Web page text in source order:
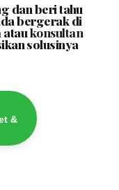
dan beri tahu
bergerak di
ataukonsultan
solusinya
&